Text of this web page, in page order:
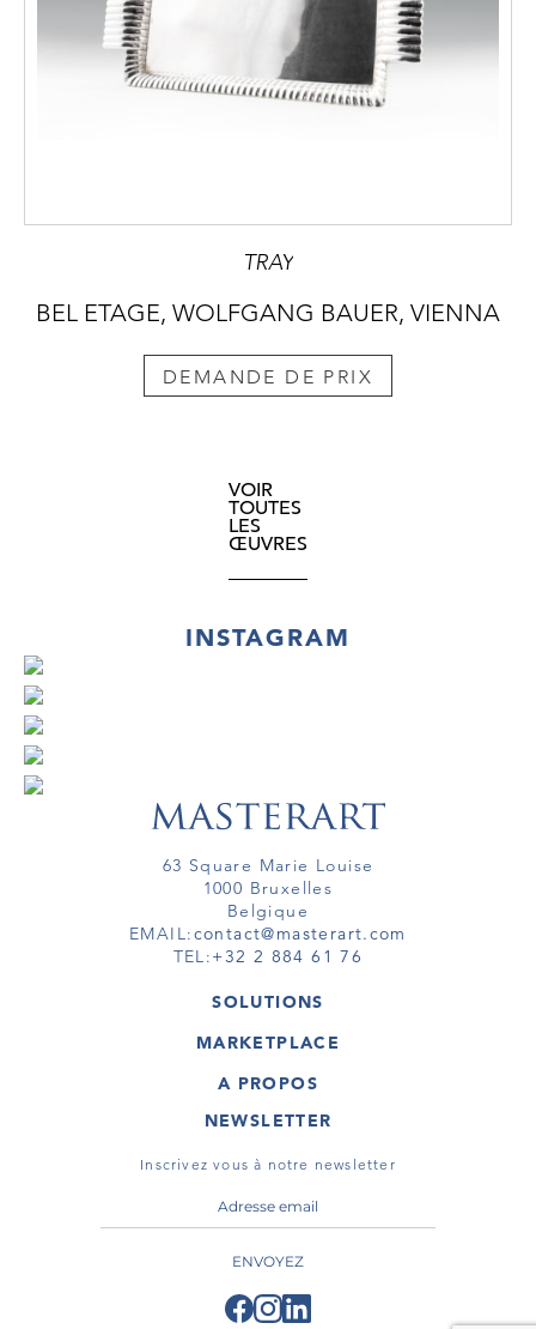
TRAY
BEL ETAGE, WOLFGANG BAUER, VIENNA
DEMANDE DE PRIX
VOIR
TOUTES
LES
ŒUVRES
INSTAGRAM
63 Square Marie Louise
1000 Bruxelles
Belgique
EMAIL:contact@masterart.com
TEL:+32 2 884 61 76
SOLUTIONS
GALERIE
ARTISTE
TOUR VIRTUEL
MARKETPLACE
OEUVRES D'ART
TOURS VIRTUELS
A PROPOS
MASTERART
CONDITIONS GÉNÉRALES
NEWSLETTER
Inscrivez vous à notre newsletter
ENVOYEZ